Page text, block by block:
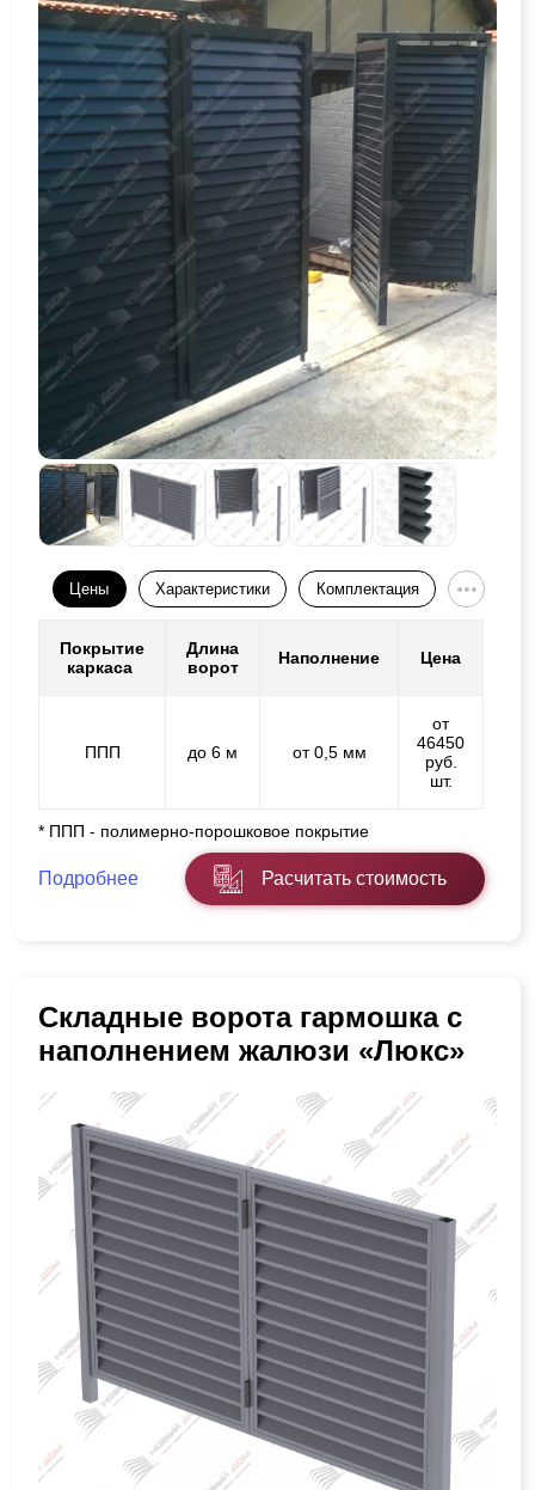
Цены Характеристики Комплектация
Покрытие
каркаса
Длина
ворот
Наполнение Цена
ППП до 6 м от 0,5 мм
от
46450
руб.
шт.
* ППП - полимерно-порошковое покрытие
Подробнее Расчитать стоимость
Складные ворота гармошка с
наполнением жалюзи «Люкс»